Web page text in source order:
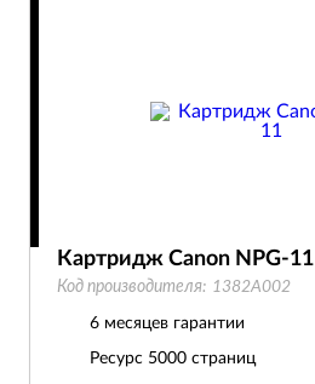
Картридж Canon NPG-11
Код производителя: 1382A002
6 месяцев гарантии
Ресурс 5000 страниц